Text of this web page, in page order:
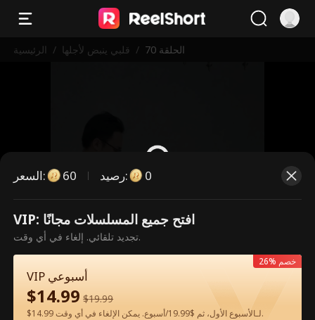
الرئيسية / قلبي ينبض لأجلها / الحلقة 70
هذه حلقة مدفوعة. يرجى فتح القفل
فتح القفل الآن
السعر: 60 رصيد: 0
VIP: افتح جميع المسلسلات مجانًا
تجديد تلقائي. إلغاء في أي وقت.
VIP أسبوعي
$14.99 $19.99
$14.99 لـالأسبوع الأول، ثم $19.99/أسبوع. يمكن الإلغاء في أي وقت.
26% خصم